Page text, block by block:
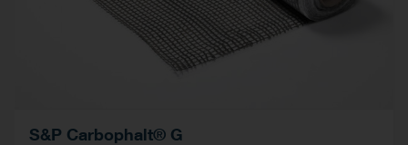
S&P Carbophalt® G